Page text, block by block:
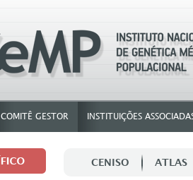
COMITÊ GESTOR INSTITUIÇÕES
CENISO ATLAS